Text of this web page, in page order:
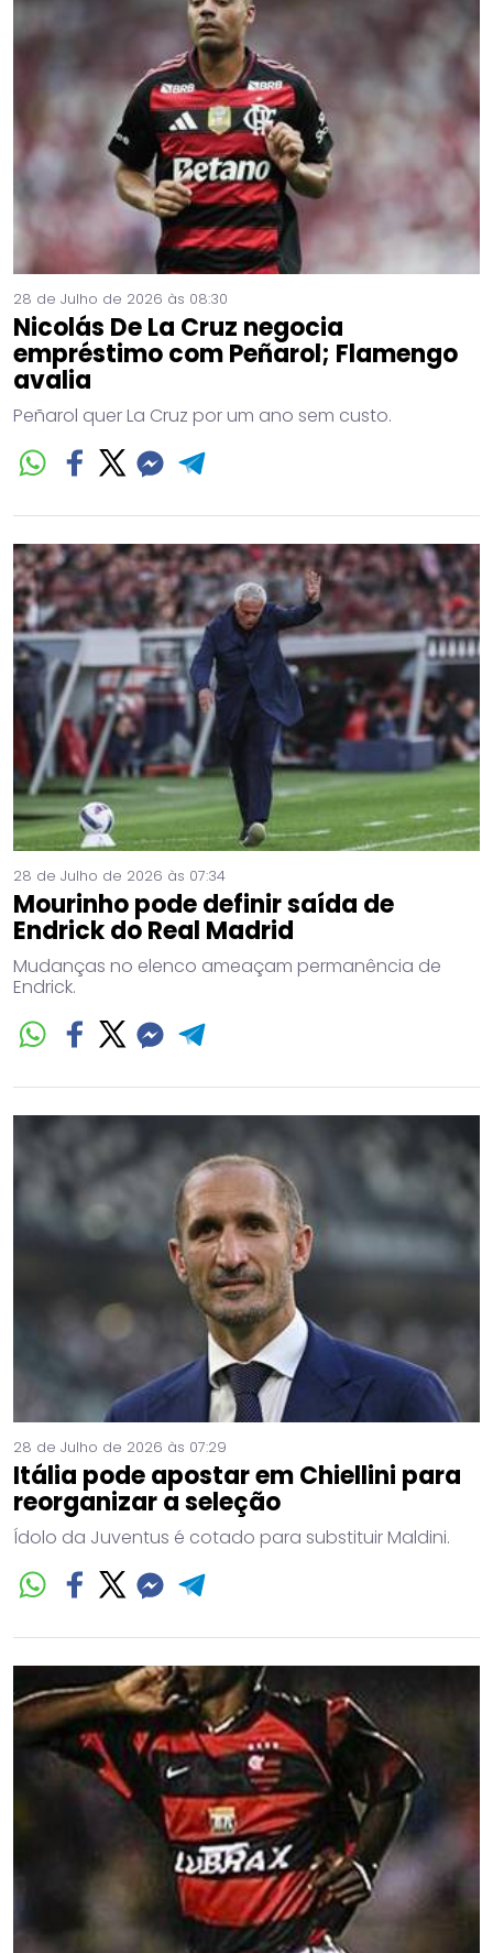
28 de Julho de 2026 às 08:30
Nicolás De La Cruz negocia
empréstimo com Peñarol; Flamengo
avalia
Peñarol quer La Cruz por um ano sem custo.
28 de Julho de 2026 às 07:34
Mourinho pode definir saída de
Endrick do Real Madrid
Mudanças no elenco ameaçam permanência de
Endrick.
28 de Julho de 2026 às 07:29
Itália pode apostar em Chiellini para
reorganizar a seleção
Ídolo da Juventus é cotado para substituir Maldini.